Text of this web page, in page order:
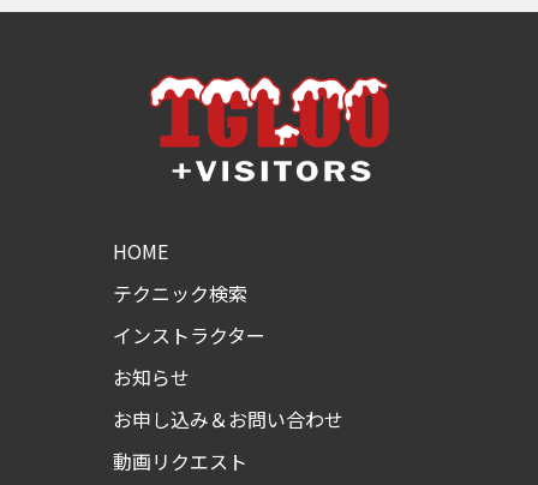
HOME
テクニック検索
インストラクター
お知らせ
お申し込み＆お問い合わせ
動画リクエスト